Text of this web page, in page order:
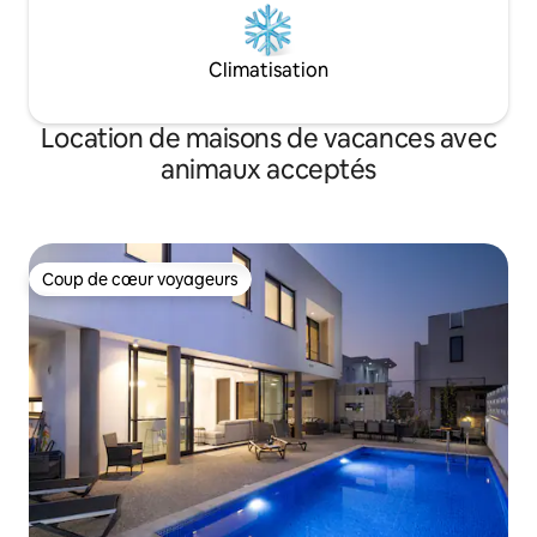
Climatisation
Location de maisons de vacances avec
animaux acceptés
Coup de cœur voyageurs
Coup de cœur voyageurs